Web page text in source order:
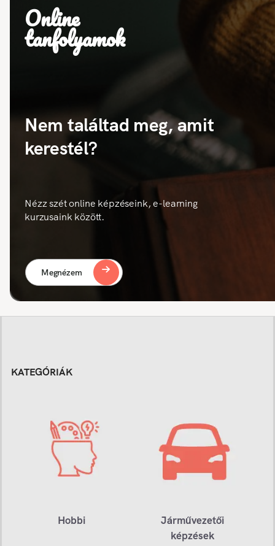
Online
tanfolyamok
Nem találtad meg, amit
kerestél?
Nézz szét online képzéseink, e-learning
kurzusaink között.
Megnézem
KATEGÓRIÁK
Hobbi
Járművezetői
képzések